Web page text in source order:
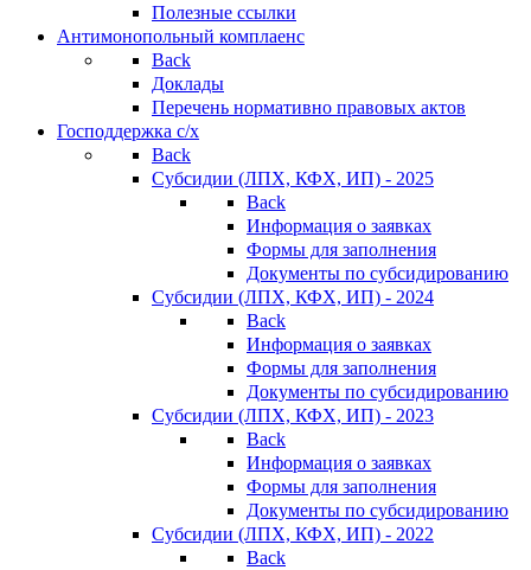
Полезные ссылки
Антимонопольный комплаенс
Back
Доклады
Перечень нормативно правовых актов
Господдержка с/х
Back
Субсидии (ЛПХ, КФХ, ИП) - 2025
Back
Информация о заявках
Формы для заполнения
Документы по субсидированию
Субсидии (ЛПХ, КФХ, ИП) - 2024
Back
Информация о заявках
Формы для заполнения
Документы по субсидированию
Субсидии (ЛПХ, КФХ, ИП) - 2023
Back
Информация о заявках
Формы для заполнения
Документы по субсидированию
Субсидии (ЛПХ, КФХ, ИП) - 2022
Back